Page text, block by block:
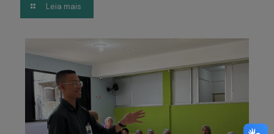
Leia mais